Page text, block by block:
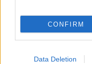
CONFIRM
Data Deletion